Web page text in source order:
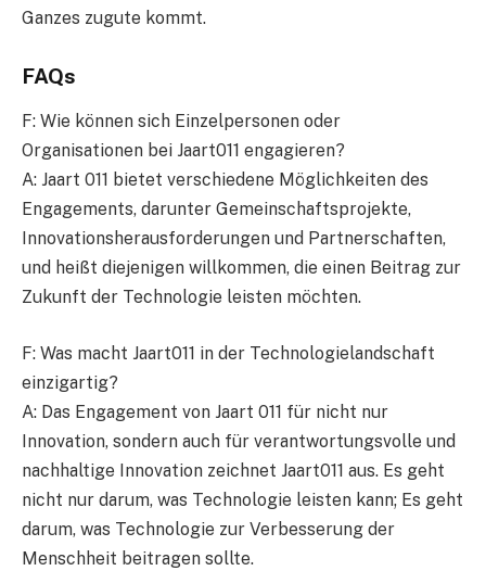
Ganzes zugute kommt.
FAQs
F: Wie können sich Einzelpersonen oder
Organisationen bei Jaart011 engagieren?
A: Jaart 011 bietet verschiedene Möglichkeiten des
Engagements, darunter Gemeinschaftsprojekte,
Innovationsherausforderungen und Partnerschaften,
und heißt diejenigen willkommen, die einen Beitrag zur
Zukunft der Technologie leisten möchten.
F: Was macht Jaart011 in der Technologielandschaft
einzigartig?
A: Das Engagement von Jaart 011 für nicht nur
Innovation, sondern auch für verantwortungsvolle und
nachhaltige Innovation zeichnet Jaart011 aus. Es geht
nicht nur darum, was Technologie leisten kann; Es geht
darum, was Technologie zur Verbesserung der
Menschheit beitragen sollte.